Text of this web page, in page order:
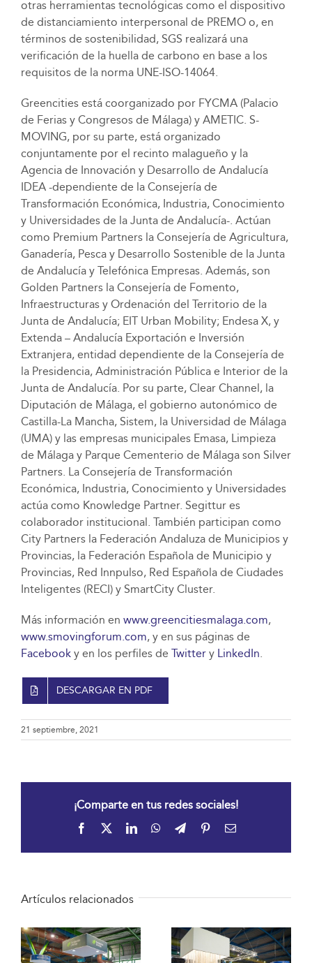
otras herramientas tecnológicas como el dispositivo
de distanciamiento interpersonal de PREMO o, en
términos de sostenibilidad, SGS realizará una
verificación de la huella de carbono en base a los
requisitos de la norma UNE-ISO-14064.
Greencities está coorganizado por FYCMA (Palacio
de Ferias y Congresos de Málaga) y AMETIC. S-
MOVING, por su parte, está organizado
conjuntamente por el recinto malagueño y la
Agencia de Innovación y Desarrollo de Andalucía
IDEA -dependiente de la Consejería de
Transformación Económica, Industria, Conocimiento
y Universidades de la Junta de Andalucía-. Actúan
como Premium Partners la Consejería de Agricultura,
Ganadería, Pesca y Desarrollo Sostenible de la Junta
de Andalucía y Telefónica Empresas. Además, son
Golden Partners la Consejería de Fomento,
Infraestructuras y Ordenación del Territorio de la
Junta de Andalucía; EIT Urban Mobility; Endesa X, y
Extenda – Andalucía Exportación e Inversión
Extranjera, entidad dependiente de la Consejería de
la Presidencia, Administración Pública e Interior de la
Junta de Andalucía. Por su parte, Clear Channel, la
Diputación de Málaga, el gobierno autonómico de
Castilla-La Mancha, Sistem, la Universidad de Málaga
(UMA) y las empresas municipales Emasa, Limpieza
de Málaga y Parque Cementerio de Málaga son Silver
Partners. La Consejería de Transformación
Económica, Industria, Conocimiento y Universidades
actúa como Knowledge Partner. Segittur es
colaborador institucional. También participan como
City Partners la Federación Andaluza de Municipios y
Provincias, la Federación Española de Municipio y
Provincias, Red Innpulso, Red Española de Ciudades
Inteligentes (RECI) y SmartCity Cluster.
Más información en www.greencitiesmalaga.com,
www.smovingforum.com,y en sus páginas de
Facebooky en los perfiles de Twittery LinkedIn.
DESCARGAR EN PDF
21 septiembre, 2021
¡Comparte en tus redes sociales!
Facebook LinkedInWhatsApp
TelegramPinterestCorreo
Artículos relacionados